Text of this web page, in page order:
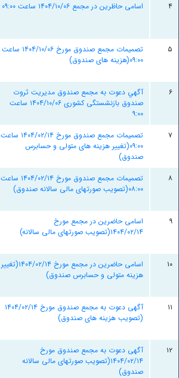
۴
اسامی حاظرین در مجمع ۱۴۰۴/۱۰/۰۶ ساعت ۰۹:۰۰
۵
تصمیمات مجمع صندوق مورخ ۱۴۰۴/۱۰/۰۶ ساعت
۰۹:۰۰(هزینه های صندوق)
۶
آگهي دعوت به مجمع صندوق مدیریت ثروت
صندوق بازنشستگی کشوری ۱۴۰۴/۱۰/۰۶ ساعت
۹:۰۰
۷
تصمیمات مجمع صندوق مورخ ۱۴۰۴/۰۲/۱۴ ساعت
۰۹:۰۰(تغییر هزینه های متولی و حسابرس
صندوق)
۸
تصمیمات مجمع صندوق مورخ ۱۴۰۴/۰۲/۱۴ ساعت
۰۸:۰۰(تصویب صورتهای مالی سالانه صندوق)
۹
اسامی حاضرین در مجمع مورخ
۱۴۰۴/۰۲/۱۴(تصویب صورتهای مالی سالانه)
۱۰
اسامی حاضرین در مجمع مورخ ۱۴۰۴/۰۲/۱۴(تغییر
هزینه متولی و حسابرس صندوق)
۱۱
آگهی دعوت به مجمع صندوق مورخ ۱۴۰۴/۰۲/۱۴
(تصویب هزینه های صندوق)
۱۲
آگهی دعوت به مجمع صندوق مورخ
۱۴۰۴/۰۲/۱۴(تصویب صورتهای مالی سالانه
صندوق)